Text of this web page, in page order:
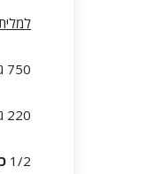
750 גרם גבינה לבנה 9%
220 גרם גבינת שמנת 30%
1/2